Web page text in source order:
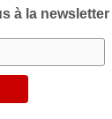
à la newsletter